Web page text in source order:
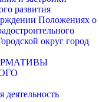
развития
Положениях о
округ город
деятельность